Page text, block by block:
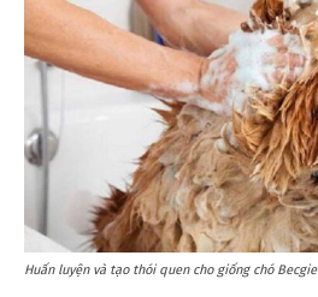
Huấn luyện và tạo thói quen cho giống chó Becgie